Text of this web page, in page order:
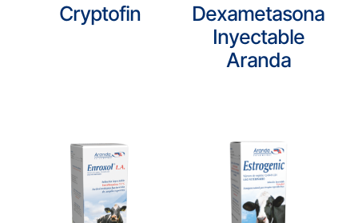
Cryptofin
Dexametasona
Inyectable
Aranda